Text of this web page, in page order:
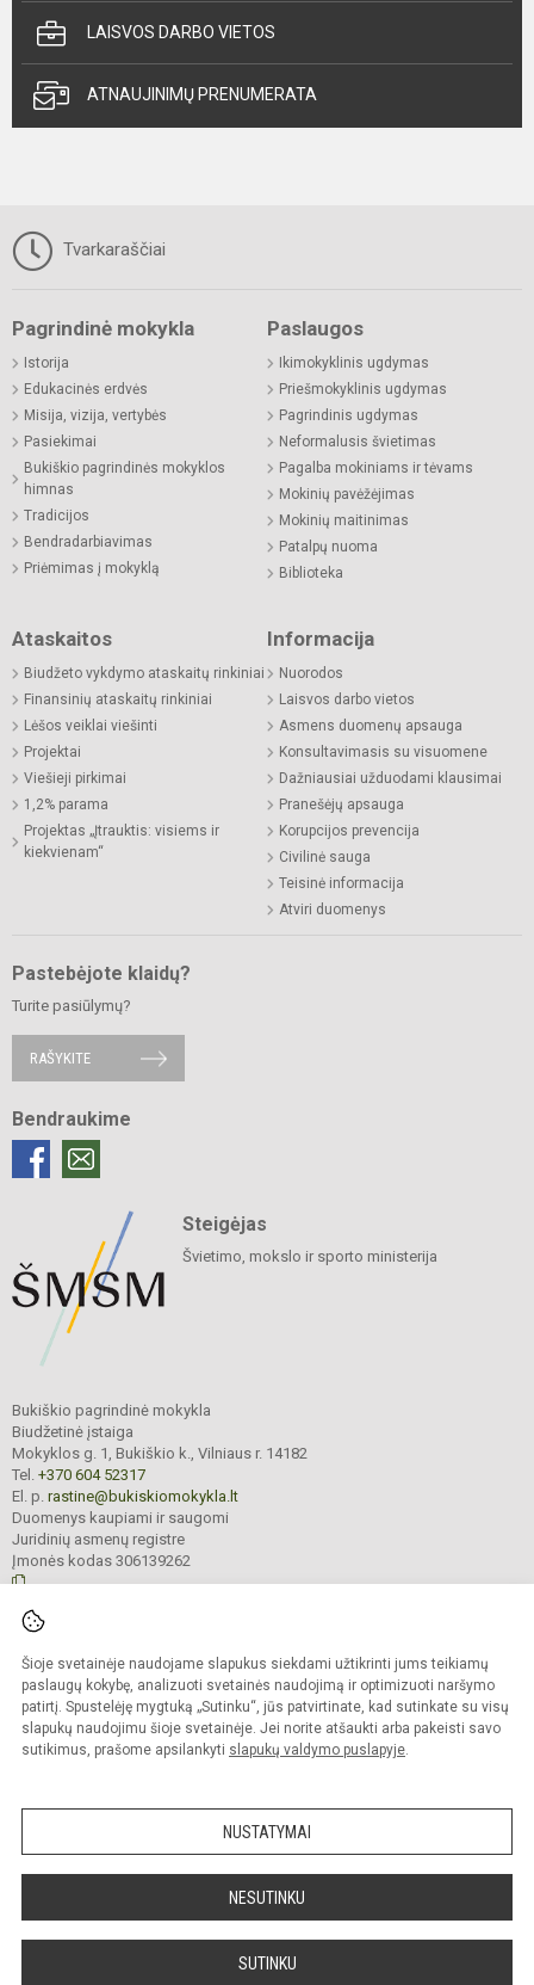
Šioje svetainėje naudojame slapukus siekdami užtikrinti jums teikiamų
paslaugų kokybę, analizuoti svetainės naudojimą ir optimizuoti naršymo
patirtį. Spustelėję mygtuką „Sutinku“, jūs patvirtinate, kad sutinkate su visų
slapukų naudojimu šioje svetainėje. Jei norite atšaukti arba pakeisti savo
sutikimus, prašome apsilankyti slapukų valdymo puslapyje.
NUSTATYMAI
NESUTINKU
SUTINKU
LAISVOS DARBO VIETOS
ATNAUJINIMŲ PRENUMERATA
Tvarkaraščiai
Pagrindinė mokykla
Istorija
Edukacinės erdvės
Misija, vizija, vertybės
Pasiekimai
Bukiškio pagrindinės mokyklos
himnas
Tradicijos
Bendradarbiavimas
Priėmimas į mokyklą
Paslaugos
Ikimokyklinis ugdymas
Priešmokyklinis ugdymas
Pagrindinis ugdymas
Neformalusis švietimas
Pagalba mokiniams ir tėvams
Mokinių pavėžėjimas
Mokinių maitinimas
Patalpų nuoma
Biblioteka
Ataskaitos
Biudžeto vykdymo ataskaitų rinkiniai
Finansinių ataskaitų rinkiniai
Lėšos veiklai viešinti
Projektai
Viešieji pirkimai
1,2% parama
Projektas „Įtrauktis: visiems ir
kiekvienam“
Informacija
Nuorodos
Laisvos darbo vietos
Asmens duomenų apsauga
Konsultavimasis su visuomene
Dažniausiai užduodami klausimai
Pranešėjų apsauga
Korupcijos prevencija
Civilinė sauga
Teisinė informacija
Atviri duomenys
Pastebėjote klaidų?
Turite pasiūlymų?
RAŠYKITE
Bendraukime
Steigėjas
Švietimo, mokslo ir sporto ministerija
Bukiškio pagrindinė mokykla
Biudžetinė įstaiga
Mokyklos g. 1, Bukiškio k., Vilniaus r. 14182
Tel. +370 604 52317
El. p. rastine@bukiskiomokykla.lt
Duomenys kaupiami ir saugomi
Juridinių asmenų registre
Įmonės kodas 306139262
Kopijuoti turinį be raštiško Bukiškio pagrindinės mokyklos administracijos
sutikimo griežtai draudžiama.
Prieinamumo paraiška Slapukų valdymas
Sumanus būdas atnaujinti